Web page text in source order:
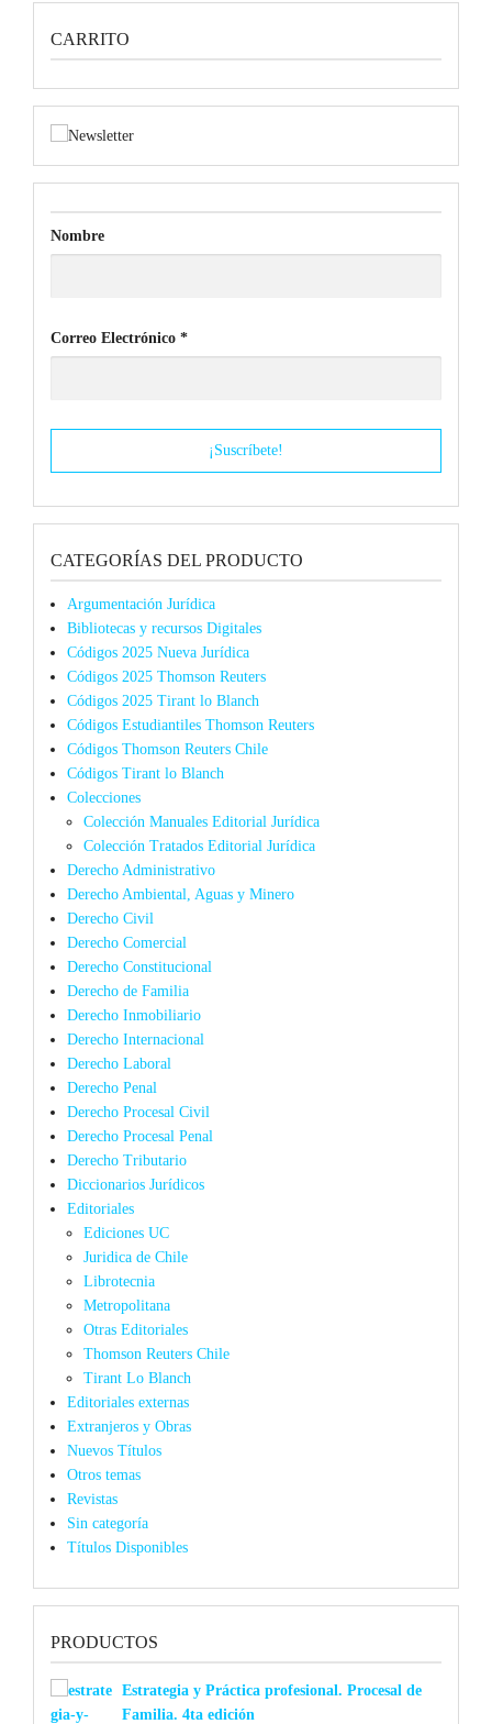
CARRITO
Nombre
Correo Electrónico *
CATEGORÍAS DEL PRODUCTO
Argumentación Jurídica
Bibliotecas y recursos Digitales
Códigos 2025 Nueva Jurídica
Códigos 2025 Thomson Reuters
Códigos 2025 Tirant lo Blanch
Códigos Estudiantiles Thomson Reuters
Códigos Thomson Reuters Chile
Códigos Tirant lo Blanch
Colecciones
Colección Manuales Editorial Jurídica
Colección Tratados Editorial Jurídica
Derecho Administrativo
Derecho Ambiental, Aguas y Minero
Derecho Civil
Derecho Comercial
Derecho Constitucional
Derecho de Familia
Derecho Inmobiliario
Derecho Internacional
Derecho Laboral
Derecho Penal
Derecho Procesal Civil
Derecho Procesal Penal
Derecho Tributario
Diccionarios Jurídicos
Editoriales
Ediciones UC
Juridica de Chile
Librotecnia
Metropolitana
Otras Editoriales
Thomson Reuters Chile
Tirant Lo Blanch
Editoriales externas
Extranjeros y Obras
Nuevos Títulos
Otros temas
Revistas
Sin categoría
Títulos Disponibles
PRODUCTOS
Estrategia y Práctica profesional. Procesal de
Familia. 4ta edición